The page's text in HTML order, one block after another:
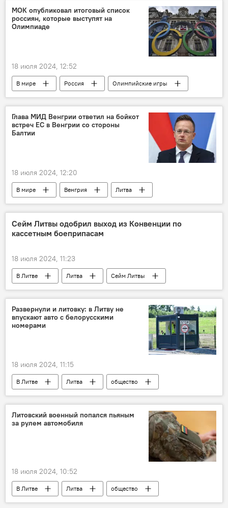
МОК опубликовал итоговый список
россиян, которые выступят на
Олимпиаде
18 июля 2024, 12:52
В мире Россия
Олимпийские игры
МОК
Олимпиада в Париже - 2024
Глава МИД Венгрии ответил на бойкот
встреч ЕС в Венгрии со стороны
Балтии
18 июля 2024, 12:20
В мире Венгрия
Литва
Политика
Петер Сийярто
МИД Венгрии
Общество
бойкот
Сейм Литвы одобрил выход из Конвенции по
кассетным боеприпасам
18 июля 2024, 11:23
В Литве Литва
Сейм Литвы
Политика
Общество
боеприпасы
оборона
Лауринас Касчюнас
Минобороны Литвы
Развернули и литовку: в Литву не
впускают авто с белорусскими
номерами
18 июля 2024, 11:15
В Литве Литва
общество
Общество
Белоруссия
государственная граница
граница
Литовский военный попался пьяным
за рулем автомобиля
18 июля 2024, 10:52
В Литве Литва
общество
Общество
военные